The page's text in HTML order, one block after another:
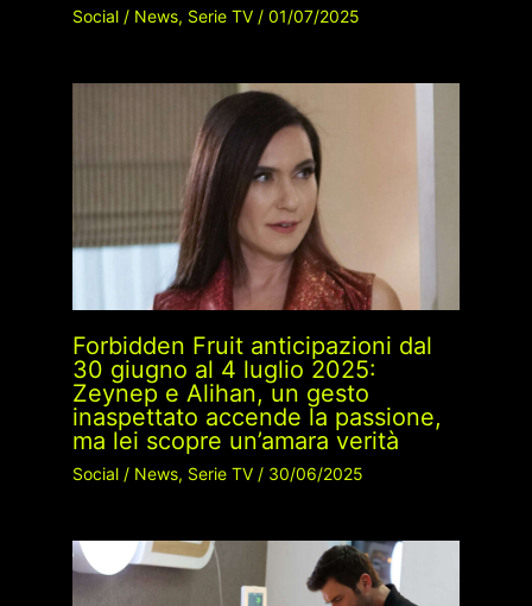
Social/ News, Serie TV/ 01/07/2025
Forbidden Fruit anticipazioni dal
30 giugno al 4 luglio 2025:
Zeynep e Alihan, un gesto
inaspettato accende la passione,
ma lei scopre un’amara verità
Social/ News, Serie TV/ 30/06/2025